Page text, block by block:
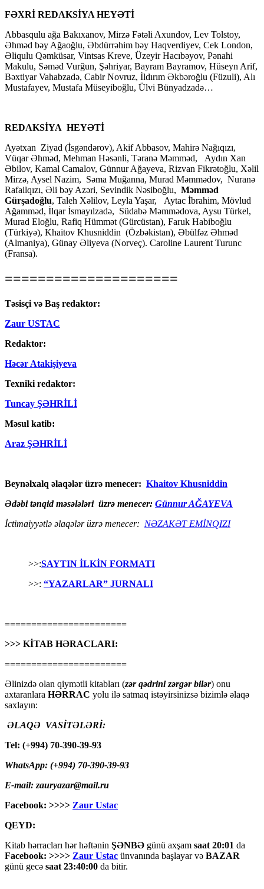
FƏXRİ REDAKSİYA HEYƏTİ
Abbasqulu ağa Bakıxanov, Mirzə Fətəli Axundov, Lev Tolstoy,
Əhməd bəy Ağaoğlu, Əbdürrəhim bəy Haqverdiyev, Cek London,
Əliqulu Qəmküsar, Vintsas Kreve, Üzeyir Hacıbəyov, Pənahi
Makulu, Səməd Vurğun, Şəhriyar, Bayram Bayramov, Hüseyn Arif,
Bəxtiyar Vahabzadə, Cabir Novruz, İldırım Əkbəroğlu (Füzuli), Alı
Mustafayev, Mustafa Müseyiboğlu, Ülvi Bünyadzadə…
REDAKSİYA HEYƏTİ
Ayətxan Ziyad (İsgəndərov), Akif Abbasov, Mahirə Nağıqızı,
Vüqar Əhməd, Mehman Həsənli, Təranə Məmməd, Aydın Xan
Əbilov, Kamal Camalov, Günnur Ağayeva, Rizvan Fikrətoğlu, Xəlil
Mirzə, Aysel Nazim, Səma Muğanna, Murad Məmmədov, Nuranə
Rafailqızı, Əli bəy Azəri, Sevindik Nəsiboğlu, Məmməd
Gürşadoğlu, Taleh Xəlilov, Leyla Yaşar, Aytac İbrahim, Mövlud
Ağamməd, İlqar İsmayılzadə, Südabə Məmmədova, Aysu Türkel,
Murad Eloğlu, Rafiq Hümmət (Gürcüstan), Faruk Habiboğlu
(Türkiyə), Khaitov Khusniddin (Özbəkistan), Əbülfəz Əhməd
(Almaniya), Günay Əliyeva (Norveç). Caroline Laurent Turunc
(Fransa).
=====================
Təsisçi və Baş redaktor:
Zaur USTAC
Redaktor:
Həcər Atakişiyeva
Texniki redaktor:
Tuncay ŞƏHRİLİ
Məsul katib:
Araz ŞƏHRİLİ
Beynəlxalq əlaqələr üzrə menecer: Khaitov Khusniddin
Ədəbi tənqid məsələləri üzrə menecer: Günnur AĞAYEVA
İctimaiyyətlə əlaqələr üzrə menecer: NƏZAKƏT EMİNQIZI
>>:SAYTIN İLKİN FORMATI
>>: “YAZARLAR” JURNALI
=======================
>>> KİTAB HƏRACLARI:
=======================
Əlinizdə olan qiymətli kitabları (zər qədrini zərgər bilər) onu
axtaranlara HƏRRAC yolu ilə satmaq istəyirsinizsə bizimlə əlaqə
saxlayın:
ƏLAQƏ VASİTƏLƏRİ:
Tel: (+994) 70-390-39-93
WhatsApp: (+994) 70-390-39-93
E-mail: zauryazar@mail.ru
Facebook: >>>> Zaur Ustac
QEYD:
Kitab hərracları hər həftənin ŞƏNBƏ günü axşam saat 20:01 da
Facebook: >>>> Zaur Ustac ünvanında başlayar və BAZAR
günü gecə saat 23:40:00 da bitir.